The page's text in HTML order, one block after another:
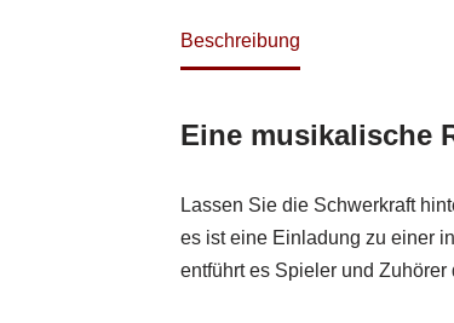
Beschreibung
Eine musikalische
Lassen Sie die Schwerkraft
es ist eine Einladung zu einer
entführt es Spieler und